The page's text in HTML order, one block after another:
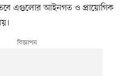
তবে এগুলোর আইনগত ও প্রায়োগিক